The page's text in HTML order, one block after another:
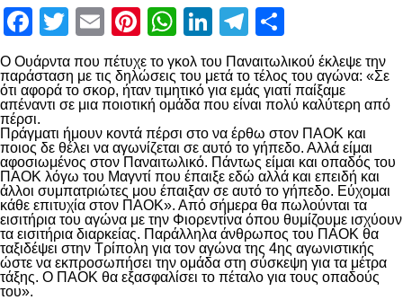
Facebook
Twitter
EmailPinterest
WhatsApp
LinkedIn
Telegram
O Ουάρντα που πέτυχε το γκολ του Παναιτωλικού έκλεψε την
παράσταση με τις δηλώσεις του μετά το τέλος του αγώνα: «Σε
ότι αφορά το σκορ, ήταν τιμητικό για εμάς γιατί παίξαμε
απέναντι σε μια ποιοτική ομάδα που είναι πολύ καλύτερη από
πέρσι.
Πράγματι ήμουν κοντά πέρσι στο να έρθω στον ΠΑΟΚ και
ποιος δε θέλει να αγωνίζεται σε αυτό το γήπεδο. Αλλά είμαι
αφοσιωμένος στον Παναιτωλικό. Πάντως είμαι και οπαδός του
ΠΑΟΚ λόγω του Μαγντί που έπαιξε εδώ αλλά και επειδή και
άλλοι συμπατριώτες μου έπαιξαν σε αυτό το γήπεδο. Εύχομαι
κάθε επιτυχία στον ΠΑΟΚ». Από σήμερα θα πωλούνται τα
εισιτήρια του αγώνα με την Φιορεντίνα όπου θυμίζουμε ισχύουν
τα εισιτήρια διαρκείας. Παράλληλα άνθρωπος του ΠΑΟΚ θα
ταξιδέψει στην Τρίπολη για τον αγώνα της 4ης αγωνιστικής
ώστε να εκπροσωπήσει την ομάδα στη σύσκεψη για τα μέτρα
τάξης. Ο ΠΑΟΚ θα εξασφαλίσει το πέταλο για τους οπαδούς
του».